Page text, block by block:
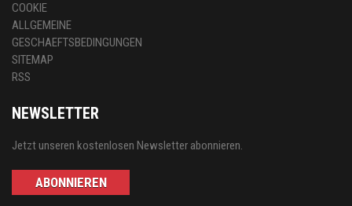
COOKIE
ALLGEMEINE
GESCHAEFTSBEDINGUNGEN
SITEMAP
RSS
NEWSLETTER
Jetzt unseren kostenlosen Newsletter abonnieren.
ABONNIEREN